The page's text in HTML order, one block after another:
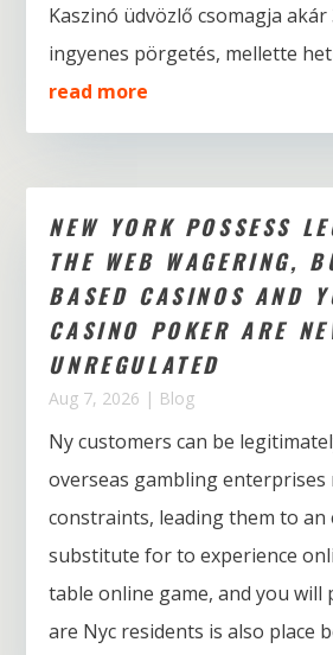
Kaszinó üdvözlő csomagja akár
ingyenes pörgetés, mellette
read more
NEW YORK POSSESS
THE WEB WAGERING,
BASED CASINOS AND
CASINO POKER ARE
UNREGULATED
Aug 7, 2026 | Blog
Ny customers can be
overseas gambling
constraints, leading them to an
substitute for to experience
table online game, and you will
are Nyc residents is also place